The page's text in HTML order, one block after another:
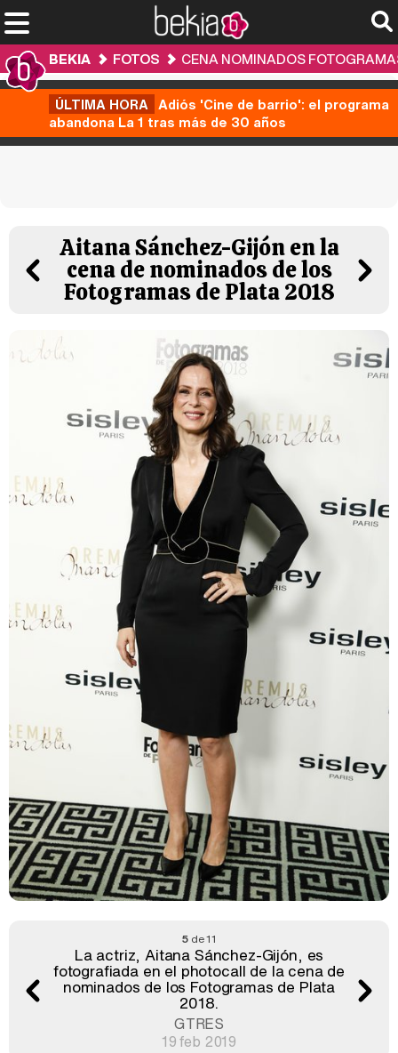
BEKIA FOTOS CENA NOMINADOS
ÚLTIMA HORA Adiós 'Cine de barrio': el programa
abandona La 1 tras más de 30 años
Aitana Sánchez-Gijón en la
cena de nominados de los
Fotogramas de Plata 2018
5de 11
La actriz, Aitana Sánchez-Gijón, es
fotografiada en el photocall de la cena de
nominados de los Fotogramas de Plata
2018.
GTRES
19 feb 2019